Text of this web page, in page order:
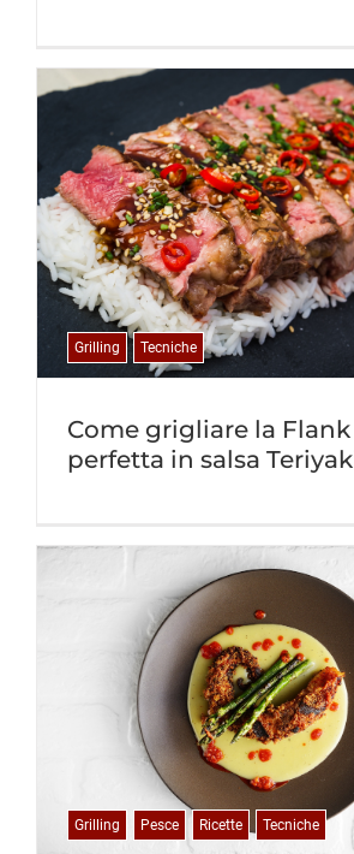
Come grigliare la Flank
perfetta in salsa
Grilling Tecniche
Grilling Pesce Ricette Tecniche